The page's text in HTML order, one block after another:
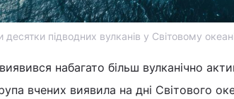
десятки підводних вулканів у Світовому
набагато більш вулканічно
вчених виявила на дні Світового